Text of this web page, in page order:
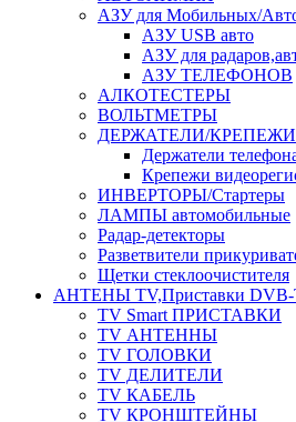
АЗУ для Мобильных/Авто
АЗУ USB авто
АЗУ для
АЗУ ТЕЛЕФОНОВ
АЛКОТЕСТЕРЫ
ВОЛЬТМЕТРЫ
ДЕРЖАТЕЛИ/КРЕПЕЖИ
Держатели
Крепежи
ИНВЕРТОРЫ/Стартеры
ЛАМПЫ автомобильные
Радар-детекторы
Разветвители
Щетки стеклоочистителя
АНТЕНЫ ТV,Приставки
TV Smart ПРИСТАВКИ
TV АНТЕННЫ
TV ГОЛОВКИ
TV ДЕЛИТЕЛИ
TV КАБЕЛЬ
TV КРОНШТЕЙНЫ